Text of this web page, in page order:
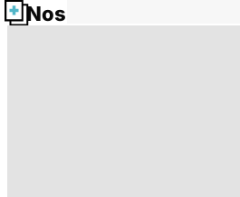
Nos fiches santé